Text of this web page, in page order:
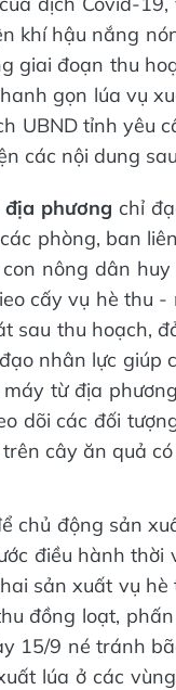
khí hậu nắng
giai đoạn thu
gọn lúa vụ
UBND tỉnh yêu
các nội dung
địa phương chỉ
phòng, ban
nông dân
cấy vụ hè thu
sau thu hoạch,
nhân lực giúp
từ địa
dõi các đối
cây ăn quả
chủ động sản
điều hành thời
sản xuất vụ
đồng loạt,
15/9 né tránh
lúa ở các